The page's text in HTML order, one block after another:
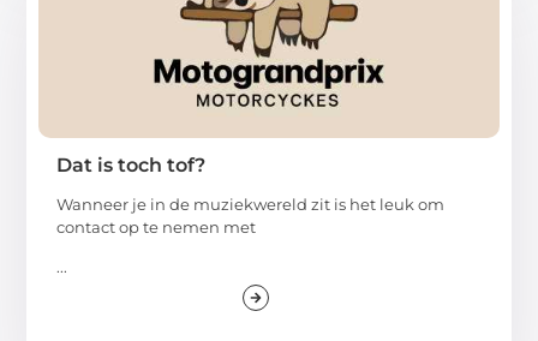
Dat is toch tof?
Wanneer je in de muziekwereld zit is het leuk om
contact op te nemen met
...